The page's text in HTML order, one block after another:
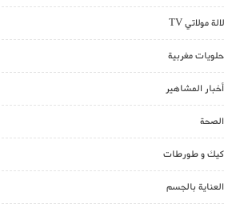
لالة مولاتي TV
حلويات مغربية
أخبار المشاهير
الصحة
كيك و طورطات
العناية بالجسم